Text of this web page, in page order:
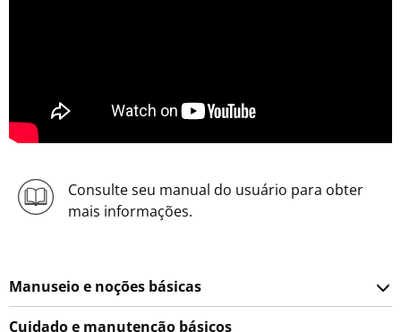
Consulte seu manual do usuário para obter
mais informações.
Manuseio e noções básicas
Cuidado e manutenção básicos